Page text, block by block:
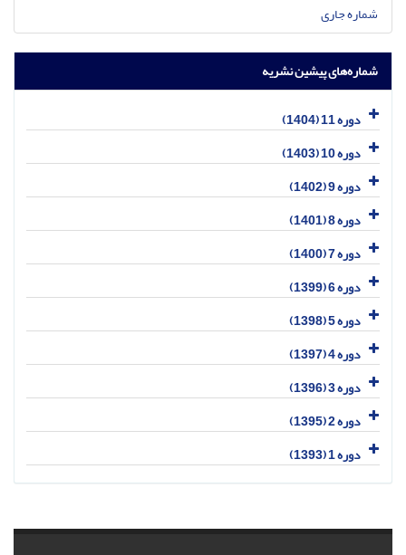
شماره جاری
شماره‌های پیشین نشریه
دوره 11 (1404)
دوره 10 (1403)
دوره 9 (1402)
دوره 8 (1401)
دوره 7 (1400)
دوره 6 (1399)
دوره 5 (1398)
دوره 4 (1397)
دوره 3 (1396)
دوره 2 (1395)
دوره 1 (1393)